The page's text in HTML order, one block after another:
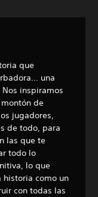
que
una
inspiramos
de
jugadores,
de todo, para
las que te
todo lo
lo que
historia como un
con todas las